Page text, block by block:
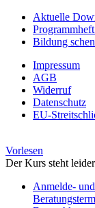
Aktuelle
Bildung
Impressum
AGB
Widerruf
Datenschutz
EU-
Vorlesen
Der Kurs steht
Anmelde- und